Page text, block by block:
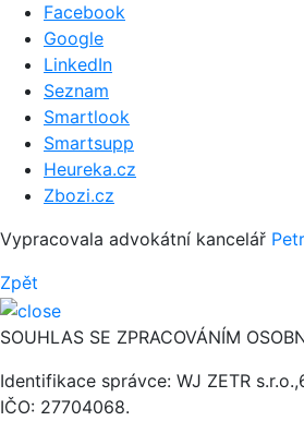
Facebook
Google
LinkedIn
Seznam
Smartlook
Smartsupp
Heureka.cz
Zbozi.cz
Vypracovala advokátní kancelář
Zpět
SOUHLAS SE ZPRACOVÁNÍM
Identifikace správce: WJ ZETR
IČO: 27704068.